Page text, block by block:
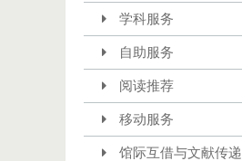
学科服务
自助服务
阅读推荐
移动服务
馆际互借与文献传递